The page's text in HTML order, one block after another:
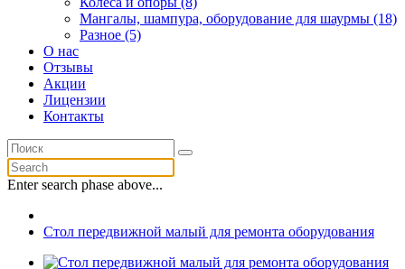
Мангалы, шампура, оборудование для шаурмы (18)
Разное (5)
О нас
Отзывы
Акции
Лицензии
Контакты
Enter search phase above...
Стол передвижной малый для ремонта оборудования